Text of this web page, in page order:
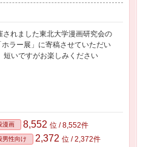
されました東北大学漫画研究会の
ホラー展」に寄稿させていただい
短いですがお楽しみください
漫画 8,552 位 / 8,552件
男性向け 2,372 位 / 2,372件